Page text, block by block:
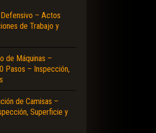
– Actos
de Trabajo y
de Máquinas –
Pasos – Inspección,
de Camisas –
Superficie y